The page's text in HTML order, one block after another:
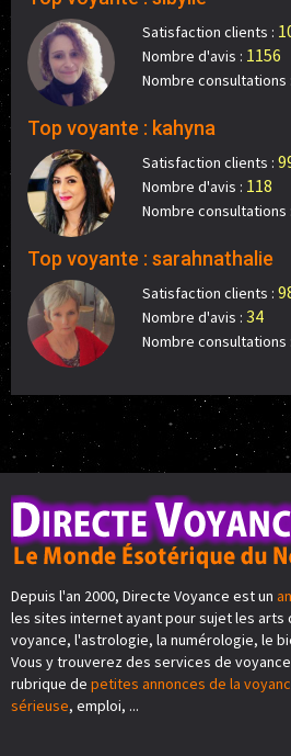
Satisfaction clients :
Nombre d'avis : 1156
Nombre consultations :
Top voyante : kahyna
Satisfaction clients :
Nombre d'avis : 118
Nombre consultations :
Top voyante : sarahnathalie
Satisfaction clients :
Nombre d'avis : 34
Nombre consultations :
Depuis l'an 2000, Directe Voyance est un
les sites internet ayant pour sujet les arts
voyance, l'astrologie, la numérologie, le
Vous y trouverez des services de
rubrique de petites annonces de la
sérieuse, emploi, ...